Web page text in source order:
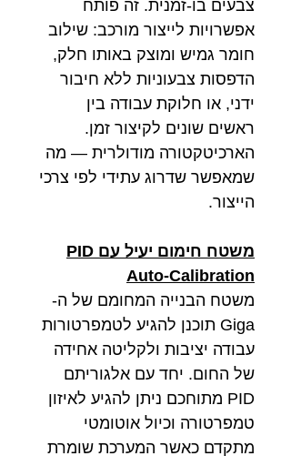
צבעים בו-זמנית. זה פותח
אפשרויות לייצור מורכב: שילוב
חומר גמיש ומוצק באותו חלק,
הדפסות צבעוניות ללא חיבור
ידני, או חלוקת עבודה בין
ראשים שונים לקיצור זמן.
הארכיטקטורה מודולרית — מה
שמאפשר שדרוג עתידי לפי צרכי
הייצור.
משטח חימום יעיל עם PID
Auto-Calibration
משטח הבנייה המחומם של ה-
Giga תוכנן להגיע לטמפרטורות
עבודה יציבות ולקליטה אחידה
של החום. יחד עם אלגוריתם
PID מתוחכם ניתן להגיע לאיזון
טמפרטורה וכיול אוטומטי
מתקדם כאשר המערכת שומרת